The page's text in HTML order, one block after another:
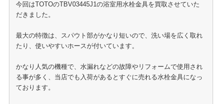
今回はTOTOのTBV03445J1の浴室用水栓金具を買取させていた
だきました。
最大の特徴は、スパウト部がかなり短いので、洗い場を広く取れ
たり、使いやすいホースが付いています。
かなり人気の機種で、水漏れなどの故障やリフォームで使用され
る事が多く、当店でも入荷があるとすぐに売れる水栓金具になっ
ております。